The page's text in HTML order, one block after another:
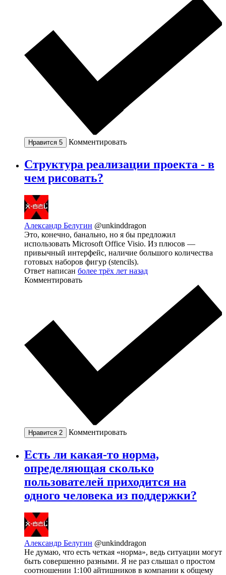
Нравится 5 Комментировать
Структура реализации проекта - в
чем рисовать?
Александр Белугин @unkinddragon
Это, конечно, банально, но я бы предложил
использовать Microsoft Office Visio. Из плюсов —
привычный интерфейс, наличие большого количества
готовых наборов фигур (stencils).
Ответ написан более трёх лет назад
Комментировать
Нравится 2 Комментировать
Есть ли какая-то норма,
определяющая сколько
пользователей приходится на
одного человека из поддержки?
Александр Белугин @unkinddragon
Не думаю, что есть четкая «норма», ведь ситуации могут
быть совершенно разными. Я не раз слышал о простом
соотношении 1:100 айтишников в компании к общему